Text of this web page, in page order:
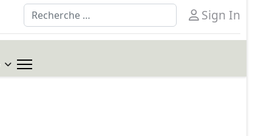
Rechercher Sign In